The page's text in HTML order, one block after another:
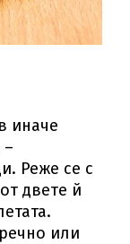
иначе
–
Реже се с
двете й
или